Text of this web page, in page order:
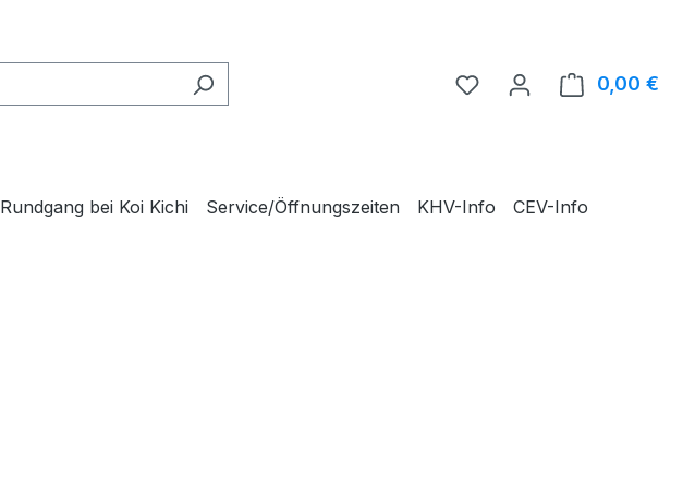
0,00 €
Rundgang bei Koi Kichi Service/Öffnungszeiten KHV-Info
CEV-Info